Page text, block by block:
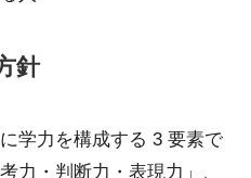
針
学力を構成する 3 要素で
力・判断力・表現力」、